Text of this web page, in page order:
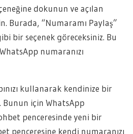
dokunun ve açılan
Burada, “Numaramı Paylaş”
bir seçenek göreceksiniz. Bu
numaranızı
kullanarak kendinize bir
için WhatsApp
penceresinde yeni bir
penceresine kendi numaranızı